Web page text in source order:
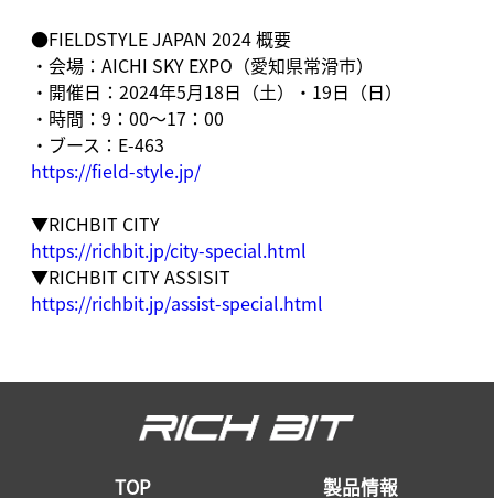
●FIELDSTYLE JAPAN 2024 概要
・会場：AICHI SKY EXPO（愛知県常滑市）
・開催日：2024年5月18日（土）・19日（日）
・時間：9：00～17：00
・ブース：E-463
https://field-style.jp/
▼RICHBIT CITY
https://richbit.jp/city-special.html
▼RICHBIT CITY ASSISIT
https://richbit.jp/assist-special.html
TOP 製品情報